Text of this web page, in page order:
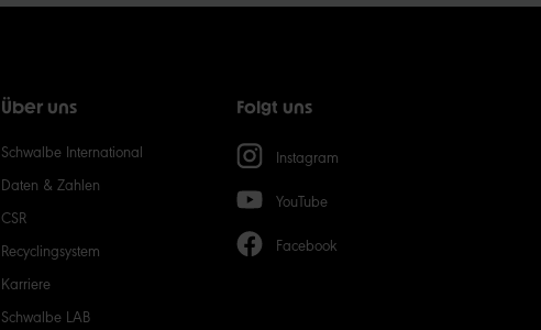
50
Über uns
Schwalbe International
Daten & Zahlen
CSR
Recyclingsystem
Karriere
Schwalbe LAB
Folgt uns
Instagram
YouTube
Facebook